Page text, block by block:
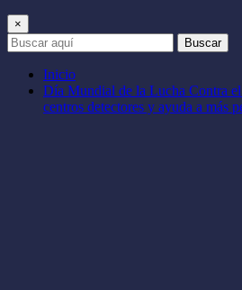
×
Buscar
Inicio
Día Mundial de la Lucha Contra
centros detectores y ayuda a más